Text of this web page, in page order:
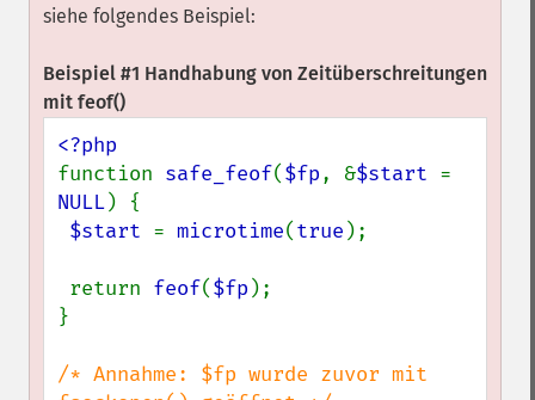
siehe folgendes Beispiel:
Beispiel #1 Handhabung von Zeitüberschreitungen
mit feof()
function safe_feof($fp, &$start
NULL) {
$start = microtime(true );
return feof($fp );
}
/* Annahme: $fp wurde zuvor mit